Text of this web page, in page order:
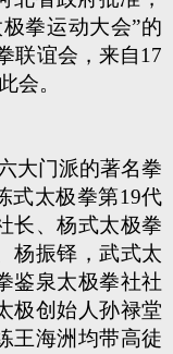
拳运动大会”的
联谊会，来自17
会。
大门派的著名拳
式太极拳第19代
长、杨式太极拳
杨振铎，武式太
鉴泉太极拳社社
极创始人孙禄堂
王海洲均带高徒